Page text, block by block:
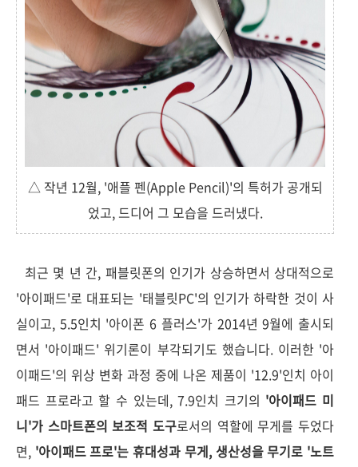
△ 작년 12월, '애플 펜(Apple Pencil)'의 특허가 공개되
었고, 드디어 그 모습을 드러냈다.
최근 몇 년 간, 패블릿폰의 인기가 상승하면서 상대적으로
'아이패드'로 대표되는 '태블릿PC'의 인기가 하락한 것이 사
실이고, 5.5인치 '아이폰 6 플러스'가 2014년 9월에 출시되
면서 '아이패드' 위기론이 부각되기도 했습니다. 이러한 '아
이패드'의 위상 변화 과정 중에 나온 제품이 '12.9'인치 아이
패드 프로라고 할 수 있는데, 7.9인치 크기의 '아이패드 미
니'가 스마트폰의 보조적 도구로서의 역할에 무게를 두었다
면, '아이패드 프로'는 휴대성과 무게, 생산성을 무기로 '노트